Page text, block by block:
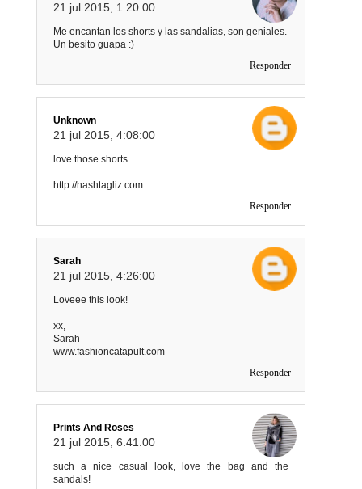
21 jul 2015, 1:20:00
Me encantan los shorts y las sandalias, son geniales.
Un besito guapa :)
Responder
Unknown
21 jul 2015, 4:08:00
love those shorts
http://hashtagliz.com
Responder
Sarah
21 jul 2015, 4:26:00
Loveee this look!
xx,
Sarah
www.fashioncatapult.com
Responder
Prints And Roses
21 jul 2015, 6:41:00
such a nice casual look, love the bag and the
sandals!